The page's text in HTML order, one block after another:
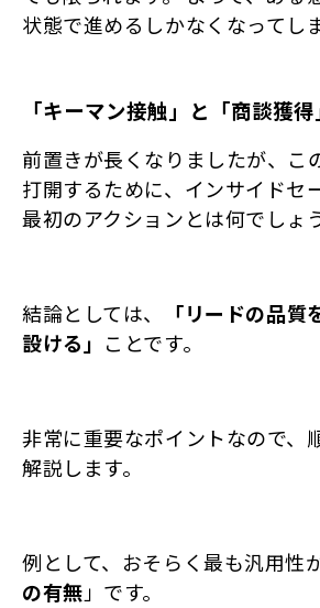
状態で進めるしかなくなってし
「キーマン接触」と「商談獲
前置きが長くなりましたが、こ
打開するために、インサイドセ
最初のアクションとは何でしょ
結論としては、
「リードの品
設ける」 ことです。
非常に重要なポイントなので、
解説します。
例として、おそらく最も汎用性
の有無」です。